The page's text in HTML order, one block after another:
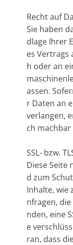
Recht auf
Sie haben
dlage Ihrer
es Vertrags
h oder an
assen.
r Daten an
verlangen,
ch machbar
SSL- bzw.
Diese Seite
d zum
Inhalte, wie
nfragen,
nden, eine
e
ran, dass